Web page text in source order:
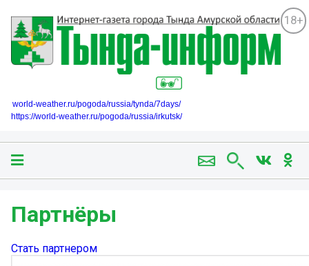
18+
world-weather.ru/pogoda/russia/tynda/7days/
https://world-weather.ru/pogoda/russia/irkutsk/
Партнёры
Стать партнером